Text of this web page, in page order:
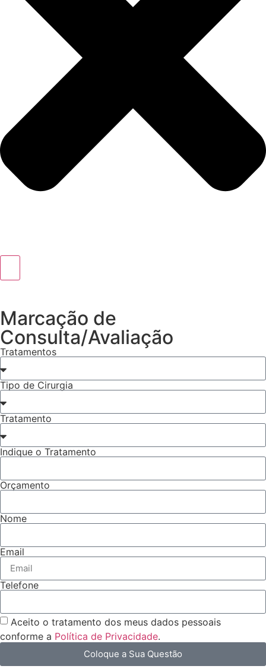
Marcação de
Consulta/Avaliação
Tratamentos
Tipo de Cirurgia
Tratamento
Indique o Tratamento
Orçamento
Nome
Email
Telefone
Aceito o tratamento dos meus dados pessoais
conforme a Política de Privacidade.
Coloque a Sua Questão